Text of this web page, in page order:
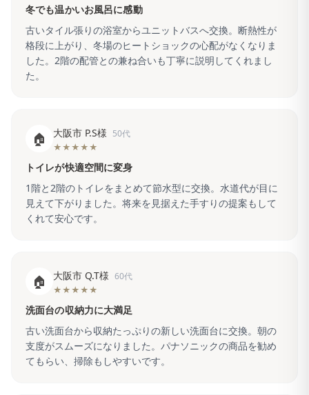
冬でも温かいお風呂に感動
古いタイル張りの浴室からユニットバスへ交換。断熱性が
格段に上がり、冬場のヒートショックの心配がなくなりま
した。2階の配管との兼ね合いも丁寧に説明してくれまし
た。
🏠 大阪市 P.S様 50代
★★★★★
トイレが快適空間に変身
1階と2階のトイレをまとめて節水型に交換。水道代が目に
見えて下がりました。将来を見据えた手すりの提案もして
くれて安心です。
🏠 大阪市 Q.T様 60代
★★★★★
洗面台の収納力に大満足
古い洗面台から収納たっぷりの新しい洗面台に交換。朝の
支度がスムーズになりました。パナソニックの商品を勧め
てもらい、掃除もしやすいです。